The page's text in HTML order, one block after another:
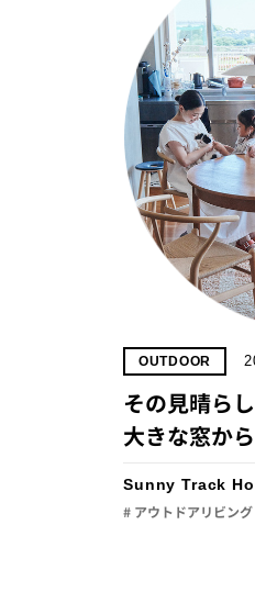
OUTDOOR
その見晴ら
大きな窓か
Sunny Track
# アウトドアリビング